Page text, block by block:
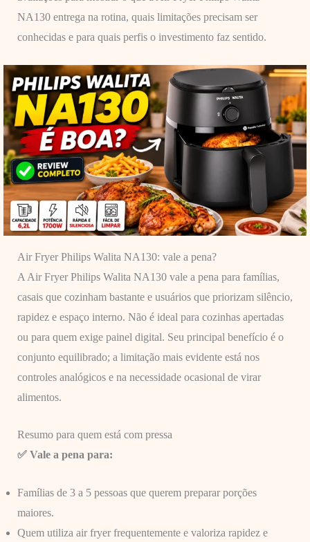
NA130 entrega na rotina, quais limitações precisam ser
conhecidas e para quais perfis o investimento faz sentido.
Air Fryer Philips Walita NA130: vale a pena?
A Air Fryer Philips Walita NA130 vale a pena para famílias,
casais que cozinham bastante e usuários que priorizam silêncio,
rapidez e espaço interno. Não é ideal para cozinhas apertadas
ou para quem exige painel digital. Seu principal benefício é o
conjunto equilibrado; a limitação mais evidente está nos
controles analógicos e na necessidade ocasional de virar
alimentos.
Resumo para quem está com pressa
✅ Vale a pena para:
Famílias de 3 a 5 pessoas que querem preparar porções
maiores.
Quem utiliza air fryer frequentemente e valoriza rapidez e